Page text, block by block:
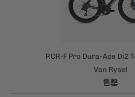
RCR-F Pro Dura-Ace Di2
Van Rysel
售罄